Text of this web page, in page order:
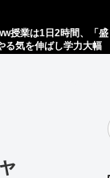
授業は1日2時間、「盛
る気を伸ばし学力大幅